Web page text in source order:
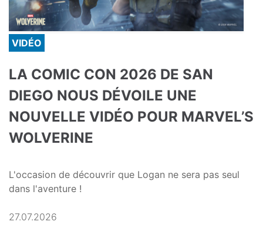
VIDÉO
LA COMIC CON 2026 DE SAN
DIEGO NOUS DÉVOILE UNE
NOUVELLE VIDÉO POUR MARVEL’S
WOLVERINE
L'occasion de découvrir que Logan ne sera pas seul
dans l'aventure !
27.07.2026